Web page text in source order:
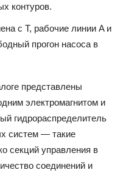
контуров.
с T, рабочие линии A и
прогон насоса в
представлены
электромагнитом и
гидрораспределитель
систем — такие
секций управления в
соединений и